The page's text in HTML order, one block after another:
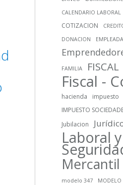
CALENDARIO LABORAL
COTIZACION
DONACION
FAMILIA FISCAL
Fiscal -
hacienda impuesto
IMPUESTO
Jubilacion
Laboral y
Mercantil
modelo 347
MODELO